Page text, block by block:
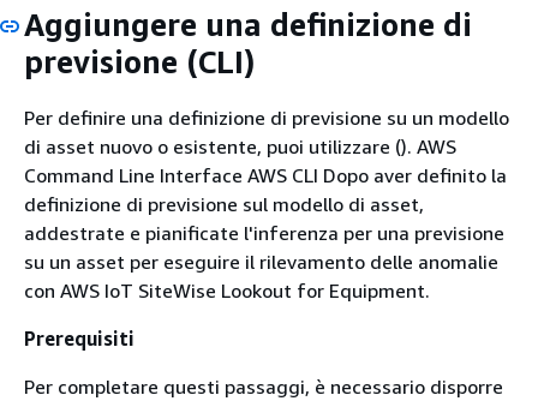
Aggiungere una definizione di
previsione (CLI)
Per definire una definizione di previsione su un modello
di asset nuovo o esistente, puoi utilizzare (). AWS
Command Line Interface AWS CLI Dopo aver definito la
definizione di previsione sul modello di asset,
addestrate e pianificate l'inferenza per una previsione
su un asset per eseguire il rilevamento delle anomalie
con AWS IoT SiteWise Lookout for Equipment.
Prerequisiti
Per completare questi passaggi, è necessario disporre